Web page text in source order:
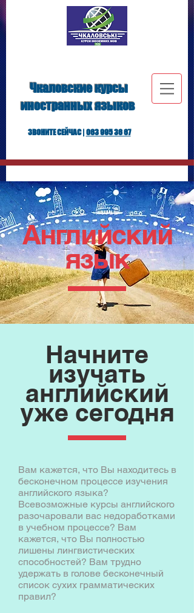
Чкаловские курсы
иностранных языков
ЗВОНИТЕ СЕЙЧАС |063 995 36 67
Английский
язык
Начните
изучать
английский
уже сегодня
Вам кажется, что Вы находитесь в
бесконечном процессе изучения
английского языка?
Всевозможные курсы английского
разочаровали вас недоработками
в учебном процессе? Вам
кажется, что Вы полностью
лишены лингвистических
способностей? Вам трудно
удержать в голове бесконечный
список сухих грамматических
правил?